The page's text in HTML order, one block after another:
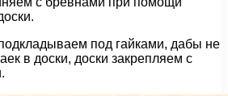
под гайками, дабы не
в доски, доски закрепляем с